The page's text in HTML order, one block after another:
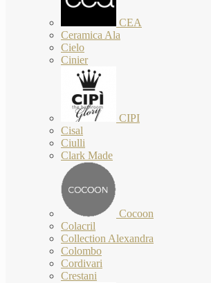
CEA
Ceramica Ala
Cielo
Cinier
CIPI
Cisal
Ciulli
Clark Made
Cocoon
Colacril
Collection Alexandra
Colombo
Cordivari
Crestani